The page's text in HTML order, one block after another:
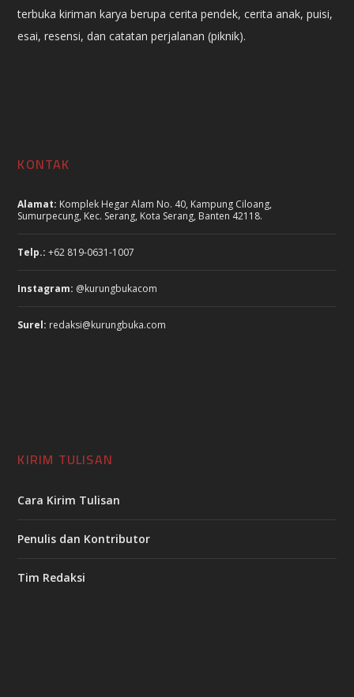
terbuka kiriman karya berupa cerita pendek, cerita anak, puisi,
esai, resensi, dan catatan perjalanan (piknik).
KONTAK
Alamat: Komplek Hegar Alam No. 40, Kampung Ciloang,
Sumurpecung, Kec. Serang, Kota Serang, Banten 42118.
Telp.: +62 819-0631-1007
Instagram: @kurungbukacom
Surel: redaksi@kurungbuka.com
KIRIM TULISAN
Cara Kirim Tulisan
Penulis dan Kontributor
Tim Redaksi